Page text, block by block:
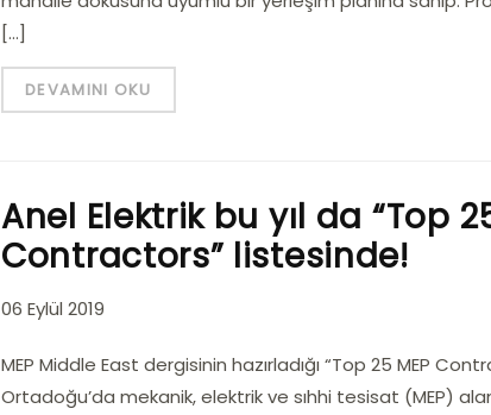
[…]
DEVAMINI OKU
Anel Elektrik bu yıl da “Top
Contractors” listesinde!
06 Eylül 2019
MEP Middle East dergisinin hazırladığı “Top 25 MEP
Ortadoğu’da mekanik, elektrik ve sıhhi tesisat (MEP)